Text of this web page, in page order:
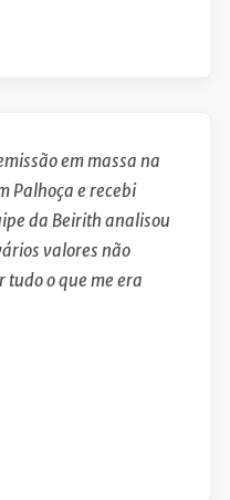
em massa na
Palhoça e recebi
da Beirith analisou
valores não
tudo o que me era